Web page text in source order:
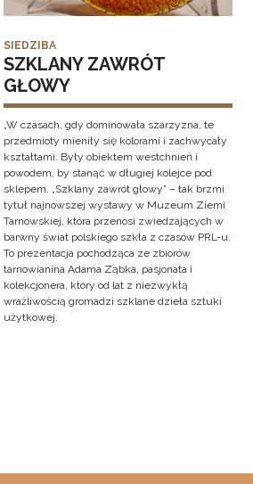
SIEDZIBA
SZKLANY ZAWRÓT
GŁOWY
„W czasach, gdy dominowała szarzyzna, te
przedmioty mieniły się kolorami i zachwycały
kształtami. Były obiektem westchnień i
powodem, by stanąć w długiej kolejce pod
sklepem. „Szklany zawrót głowy” – tak brzmi
tytuł najnowszej wystawy w Muzeum Ziemi
Tarnowskiej, która przenosi zwiedzających w
barwny świat polskiego szkła z czasów PRL-u.
To prezentacja pochodząca ze zbiorów
tarnowianina Adama Ząbka, pasjonata i
kolekcjonera, który od lat z niezwykłą
wrażliwością gromadzi szklane dzieła sztuki
użytkowej.